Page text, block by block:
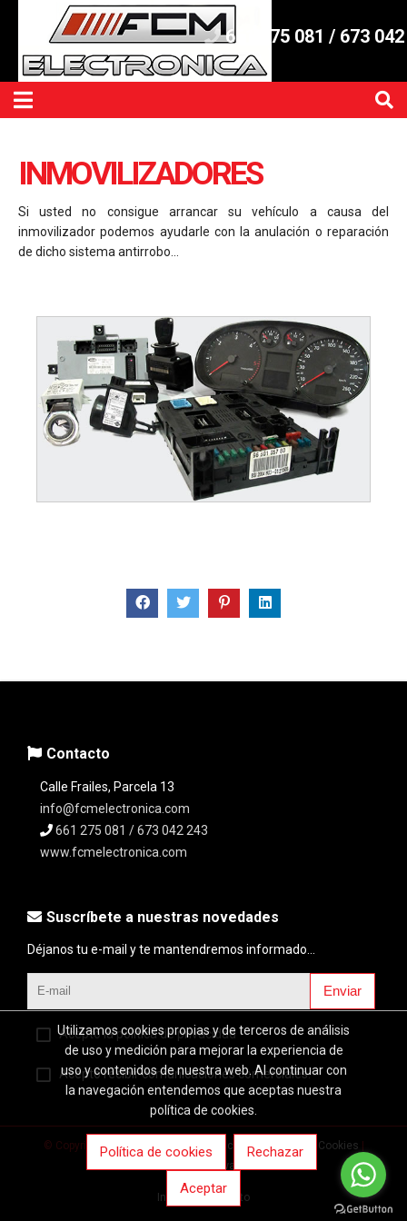
661 275 081 / 673
INMOVILIZADORES
Si usted no consigue arrancar su vehículo a causa del
inmovilizador podemos ayudarle con la anulación o reparación
de dicho sistema antirrobo...
Contacto
Calle Frailes, Parcela 13
info@fcmelectronica.com
661 275 081 / 673 042 243
www.fcmelectronica.com
Suscríbete a nuestras novedades
Déjanos tu e-mail y te mantendremos informado...
Enviar
Acepto la política de privacidad
Acepto recibir comunicaciones comerciales.
© Copyright 2026 | Aviso legal | Política de privacidad Cookies |
Software DELSOL
Inicio Contacto
Utilizamos cookies propias y de terceros de análisis
de uso y medición para mejorar la experiencia de
uso y contenidos de nuestra web. Al continuar con
la navegación entendemos que aceptas nuestra
política de cookies.
Política de cookies Rechazar
Aceptar